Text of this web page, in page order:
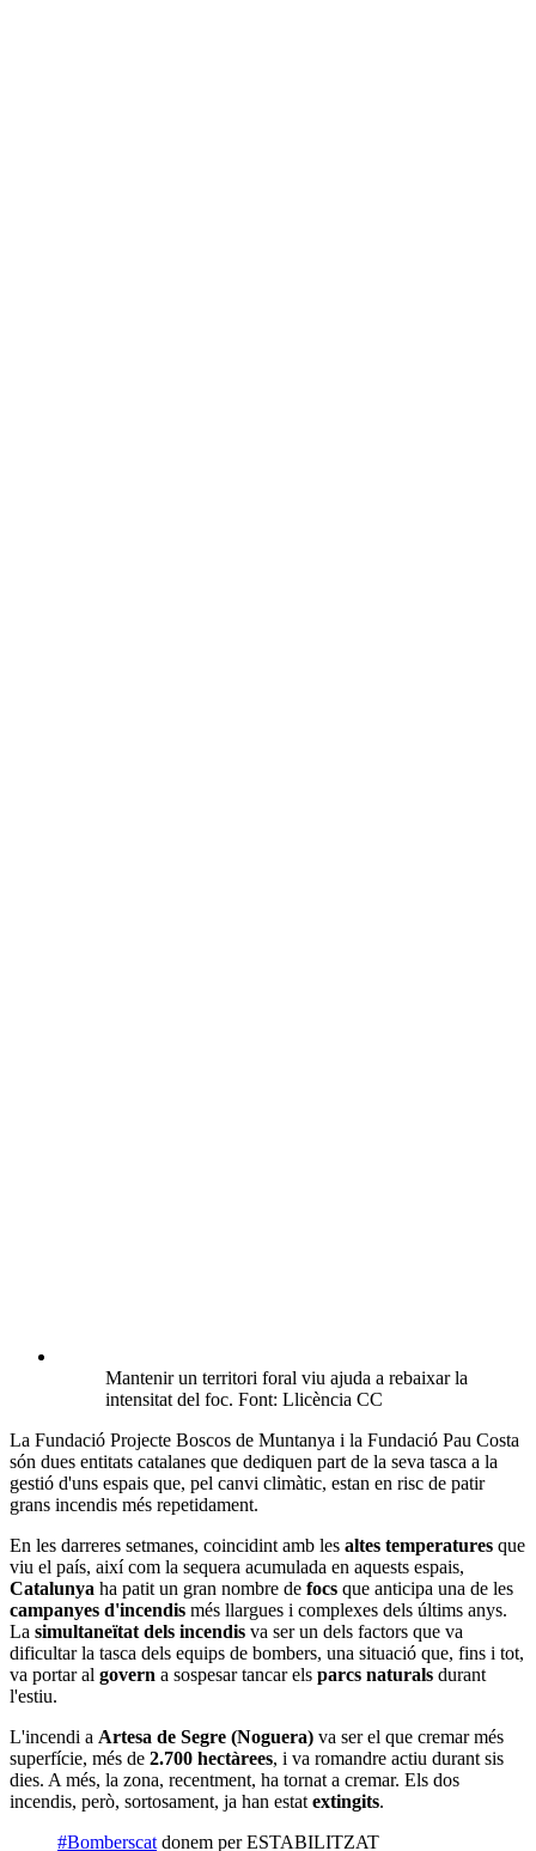
Mantenir un territori foral viu ajuda a rebaixar la
intensitat del foc. Font: Llicència CC
La Fundació Projecte Boscos de Muntanya i la Fundació Pau Costa
són dues entitats catalanes que dediquen part de la seva tasca a la
gestió d'uns espais que, pel canvi climàtic, estan en risc de patir
grans incendis més repetidament.
En les darreres setmanes, coincidint amb les altes temperatures que
viu el país, així com la sequera acumulada en aquests espais,
Catalunya ha patit un gran nombre de focs que anticipa una de les
campanyes d'incendis més llargues i complexes dels últims anys.
La simultaneïtat dels incendis va ser un dels factors que va
dificultar la tasca dels equips de bombers, una situació que, fins i tot,
va portar al govern a sospesar tancar els parcs naturals durant
l'estiu.
L'incendi a Artesa de Segre (Noguera) va ser el que cremar més
superfície, més de 2.700 hectàrees, i va romandre actiu durant sis
dies. A més, la zona, recentment, ha tornat a cremar. Els dos
incendis, però, sortosament, ja han estat extingits.
#Bomberscat donem per ESTABILITZAT